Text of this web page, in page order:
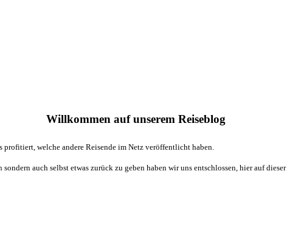
Willkommen auf unserem Reiseblog
welche andere Reisende im Netz veröffentlicht haben.
auch selbst etwas zurück zu geben haben wir uns entschlossen, hier auf